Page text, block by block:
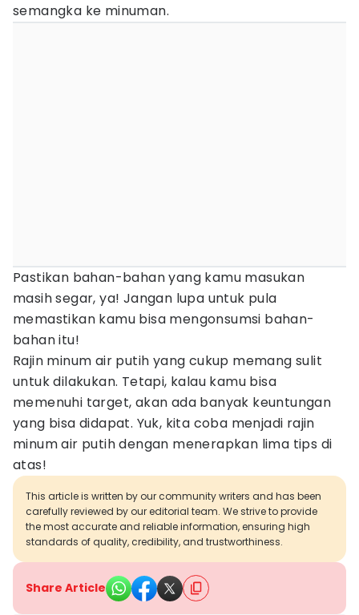
semangka ke minuman.
Pastikan bahan-bahan yang kamu masukan
masih segar, ya! Jangan lupa untuk pula
memastikan kamu bisa mengonsumsi bahan-
bahan itu!
Rajin minum air putih yang cukup memang sulit
untuk dilakukan. Tetapi, kalau kamu bisa
memenuhi target, akan ada banyak keuntungan
yang bisa didapat. Yuk, kita coba menjadi rajin
minum air putih dengan menerapkan lima tips di
atas!
This article is written by our community writers and has been
carefully reviewed by our editorial team. We strive to provide
the most accurate and reliable information, ensuring high
standards of quality, credibility, and trustworthiness.
Share Article